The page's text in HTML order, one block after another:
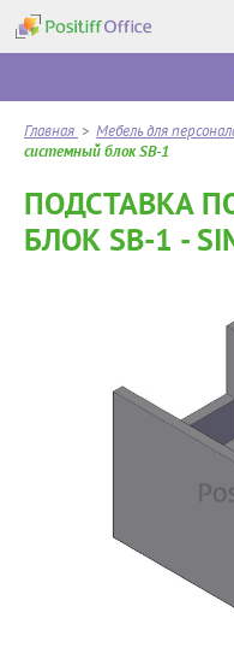
Главная > Мебель для
системный блок SB-1
ПОДСТАВКА
БЛОК SB-1 -